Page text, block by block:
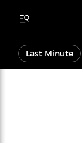
Last Minute